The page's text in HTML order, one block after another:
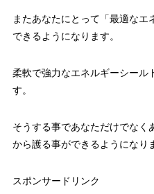
またあなたにとって「最適な
できるようになります。
柔軟で強力なエネルギーシール
す。
そうする事であなただけでなく
から護る事ができるようになり
スポンサードリンク